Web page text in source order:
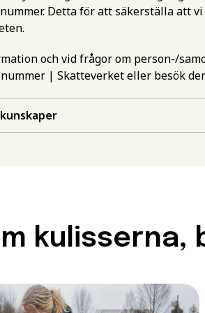
Detta för att säkerställa att
och vid frågor om person-/
| Skatteverketeller besök
Gör en
Förnamn*
För att kunna söka till
måste ha en